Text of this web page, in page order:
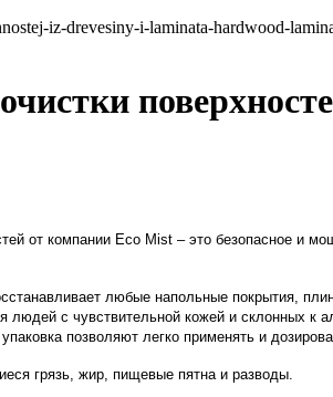
от компании Eco Mist – это безопасное и
любые напольные покрытия,
людей с чувствительной кожей и склонных к
позволяют легко применять и
грязь, жир, пищевые пятна и разводы.